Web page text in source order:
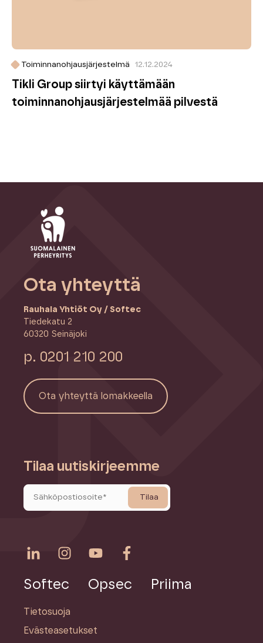
Toiminnanohjausjärjestelmä 12.12.2024
Tikli Group siirtyi käyttämään
toiminnanohjaus­järjestelmää pilvestä
Ota yhteyttä
Rauhala Yhtiöt Oy / Softec
Tiedekatu 2
60320 Seinäjoki
p. 0201 210 200
Ota yhteyttä lomakkeella
Tilaa uutiskirjeemme
Softec Opsec Priima
Tietosuoja
Evästeasetukset